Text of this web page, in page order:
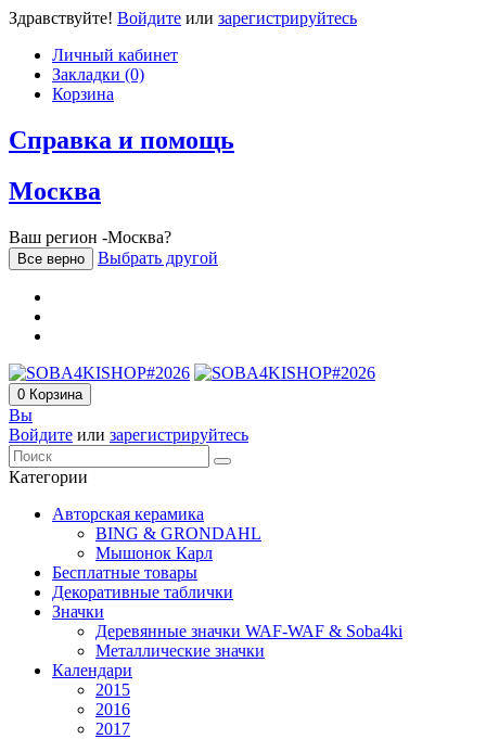
Здравствуйте! Войдите или зарегистрируйтесь
Личный кабинет
Закладки (0)
Корзина
Справка и помощь
Москва
Ваш регион -Москва?
Все верно Выбрать другой
0 Корзина
Вы
Войдите или зарегистрируйтесь
Категории
Авторская керамика
BING & GRONDAHL
Мышонок Карл
Бесплатные товары
Декоративные таблички
Значки
Деревянные значки WAF-WAF & Soba4ki
Металлические значки
Календари
2015
2016
2017